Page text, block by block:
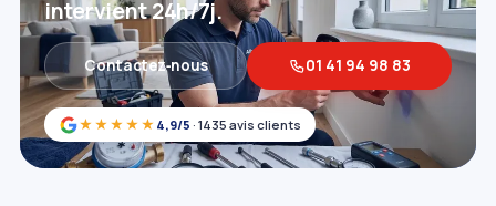
★★★★★ 4,9/5 · 1435 avis clients
intervient 24h/7j.
Contactez‑nous 01 41 94 98 83